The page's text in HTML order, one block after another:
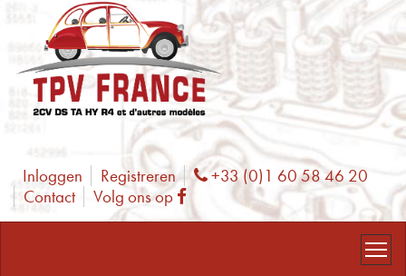
Inloggen Registreren Phone
+33 (0)1 60 58 46 20
Contact
Volg ons op Facebook